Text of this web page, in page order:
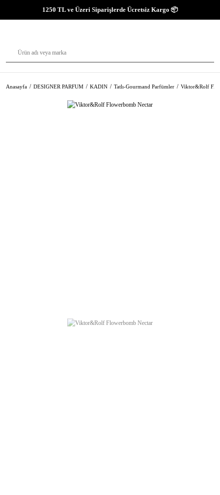
1250 TL ve Üzeri Siparişlerde Ücretsiz Kargo 📦
Anasayfa DESIGNER PARFUM KADIN Tatlı-Gourmand Parfümler Viktor&Rolf